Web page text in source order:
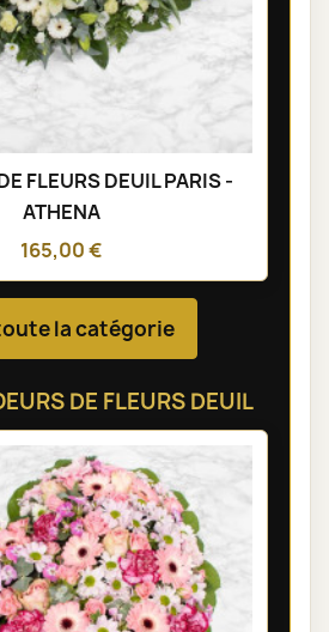
FLEURS DEUIL PARIS -
ATHENA
165,00 €
la catégorie
DE FLEURS DEUIL